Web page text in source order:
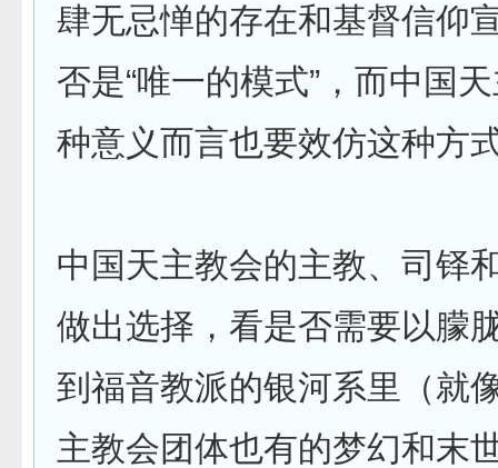
肆无忌惮的存在和基督信仰
否是“唯一的模式”，而中国
种意义而言也要效仿这种
中国天主教会的主教、司铎
做出选择，看是否需要以朦
到福音教派的银河系里（就
主教会团体也有的梦幻和末